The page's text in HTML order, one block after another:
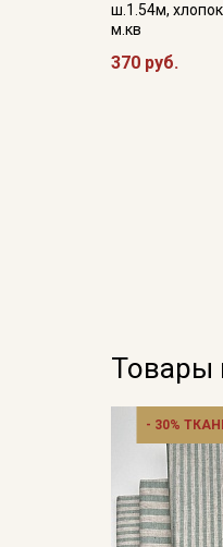
ш.1.54м,
м.кв
370 руб.
Товары
- 30%